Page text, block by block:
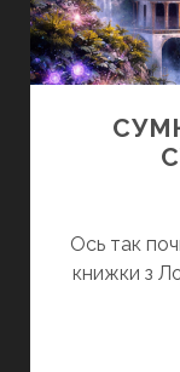
Ось так
книжки з